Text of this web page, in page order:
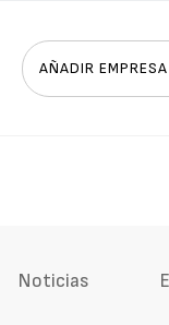
AÑADIR
Noticias